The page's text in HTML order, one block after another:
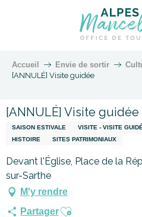
Accueil Envie de sortir
[ANNULÉ] Visite guidée
[ANNULÉ] Visite guidée
SAISON ESTIVALE VISITE - VISITE
HISTOIRE
SITES PATRIMONIAUX
Devant l'Église, Place de la
sur-Sarthe
M'y rendre
PartagerAjouter aux favoris